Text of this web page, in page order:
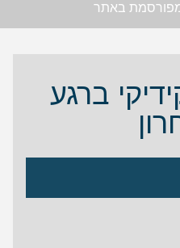
באתר
ברגע